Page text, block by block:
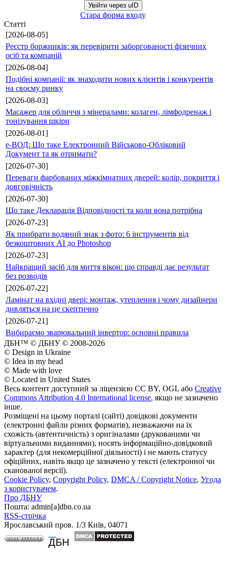
Увійти через uID
Стара форма входу
Статті
[2026-08-05]
Реєстр боржників: як перевірити заборгованості фізичних
осіб та компаній
[2026-08-04]
Подібні компанії: як знаходити нових клієнтів і конкурентів
на своєму ринку
[2026-08-03]
Масажер для обличчя з мінералами: колаген, лімфодренаж і
тонізування шкіри
[2026-08-01]
е-ВОД: Що таке Електронний Військово-Обліковий
Документ та як отримати?
[2026-07-30]
Переваги фарбованих міжкімнатних дверей: колір, покриття і
довговічність
[2026-07-30]
Що таке Декларація Відповідності та коли вона потрібна
[2026-07-23]
Як прибрати водяний знак з фото: 6 інструментів від
безкоштовних AI до Photoshop
[2026-07-23]
Найкращий засіб для миття вікон: що справді дає результат
без розводів
[2026-07-22]
Ламінат на вхідні двері: монтаж, утеплення і чому дизайнери
дивляться на це скептично
[2026-07-21]
Вибираємо зварювальний інвертор: основні правила
ДБН™ © ДБНУ © 2008-2026
© Design in Ukraine
© Idea in my head
© Made with love
© Located in United States
Весь контент доступний за ліцензією CC BY, OGL або Creative
Commons Attribution 4.0 International license, якщо не зазначено
інше.
Розміщені на цьому порталі (сайті) довідкові документи
(електронні файли різних форматів), незважаючи на їх
схожість (автентичність) з оригіналами (друкованими чи
віртуальними виданнями), носять інформаційно-довідковий
характер (для некомерційної діяльності) і не мають статусу
офіційних, навіть якщо це зазначено у тексті (електронної чи
сканованої версії).
Cookie Policy, Copyright Policy, DMCA / Copyright Notice, Угода
з користувачем.
Про ДБНУ
Пошта: admin[а]dbn.co.ua
RSS-стрічка
Ярославський пров. 1/3 Київ, 04071